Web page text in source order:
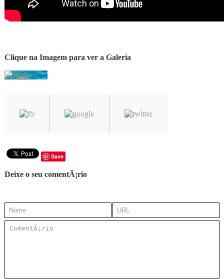
Clique na Imagem para ver a Galeria
Save
Deixe o seu comentÃ¡rio